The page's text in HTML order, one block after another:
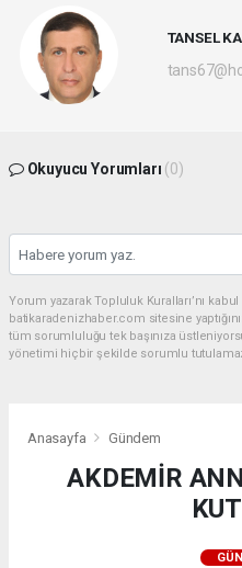
TANSEL
Okuyucu Yorumları (0)
Yorum yazarak Topluluk Kuralları’nı
batikaradenizhaber.com sitesine
tüm sorumluluğu tek başınıza
yönetimi hiçbir şekilde sorumlu
Anasayfa Gündem
AKDEMİR